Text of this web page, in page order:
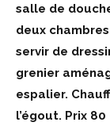
salle de
deux
servir de
grenier
espalier.
l’égout. Prix